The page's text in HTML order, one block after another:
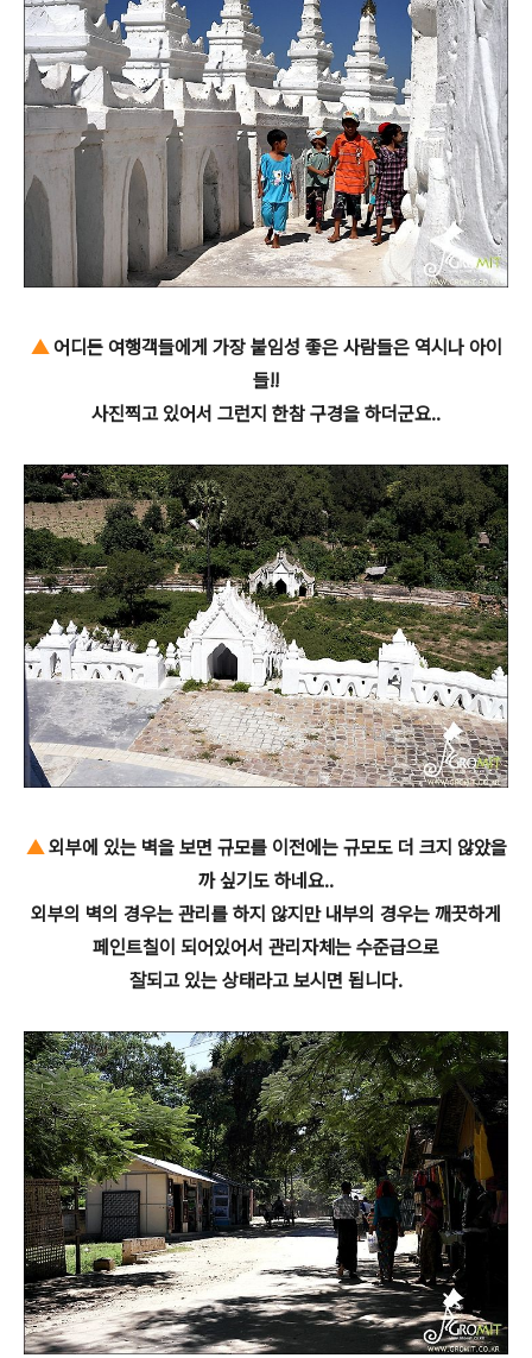
▲어디든 여행객들에게 가장 붙임성 좋은 사람들은 역시나 아이
들!!
사진찍고 있어서 그런지 한참 구경을 하더군요..
▲외부에 있는 벽을 보면 규모를 이전에는 규모도 더 크지 않았을
까 싶기도 하네요..
외부의 벽의 경우는 관리를 하지 않지만 내부의 경우는 깨끗하게
페인트칠이 되어있어서 관리자체는 수준급으로
잘되고 있는 상태라고 보시면 됩니다.